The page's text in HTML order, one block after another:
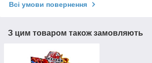
Всі умови повернення
З цим товаром також замовляють